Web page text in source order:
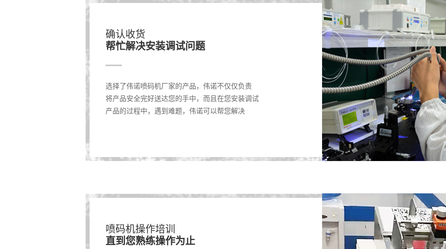
确认收货
帮忙解决安装调试问题
选择了伟诺喷码机厂家的产品，伟诺不仅仅负责
将产品安全完好送达您的手中，而且在您安装调试
产品的过程中，遇到难题，伟诺可以帮您解决
喷码机操作培训
直到您熟练操作为止